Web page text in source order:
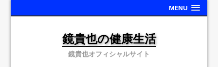
MENU
鏡貴也の健康生活
鏡貴也オフィシャルサイト